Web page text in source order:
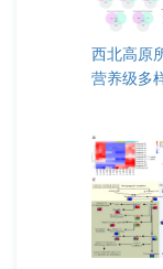
西北高原
营养级多